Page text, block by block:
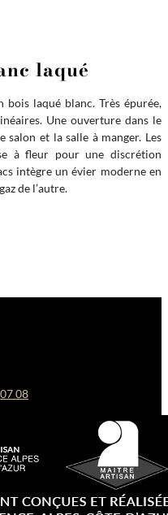
laqué
bois laqué blanc. Très épurée,
Une ouverture dans le
salon et la salle à manger. Les
à fleur pour une discrétion
intègre un évier moderne en
de l’autre.
08